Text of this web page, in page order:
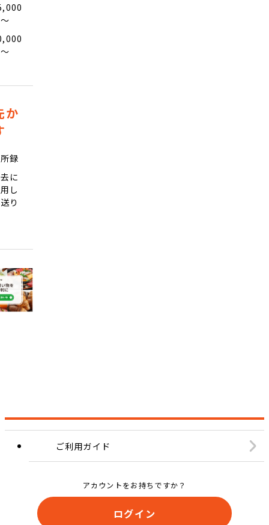
か
録
に
し
り
ご利用ガイド
アカウントをお持ちですか？
ログイン